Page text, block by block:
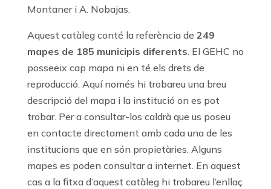
Montaner i A. Nobajas.
Aquest catàleg conté la referència de 249
mapes de 185 municipis diferents. El GEHC no
posseeix cap mapa ni en té els drets de
reproducció. Aquí només hi trobareu una breu
descripció del mapa i la institució on es pot
trobar. Per a consultar-los caldrà que us poseu
en contacte directament amb cada una de les
institucions que en són propietàries. Alguns
mapes es poden consultar a internet. En aquest
cas a la fitxa d’aquest catàleg hi trobareu l’enllaç